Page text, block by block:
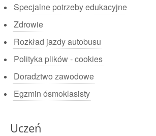
Specjalne potrzeby edukacyjne
Zdrowie
Rozkład jazdy autobusu
Polityka plików - cookies
Doradztwo zawodowe
Egzmin ósmoklasisty
Uczeń